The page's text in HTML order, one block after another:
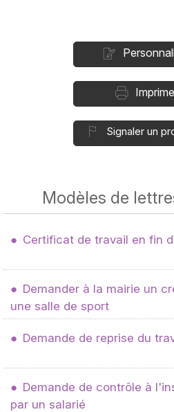
Signaler un
Modèles de
Certificat de travail en fin
Demander à la mairie un
une salle de sport
Demande de reprise du
Demande de contrôle à
par un salarié